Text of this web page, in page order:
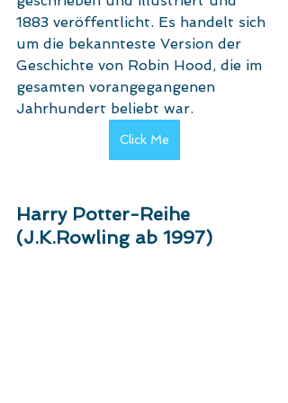
1883 veröffentlicht. Es handelt sich
um die bekannteste Version der
Geschichte von Robin Hood, die im
gesamten vorangegangenen
Jahrhundert beliebt war.
Click Me
Harry Potter-Reihe
(J.K.Rowling ab 1997)